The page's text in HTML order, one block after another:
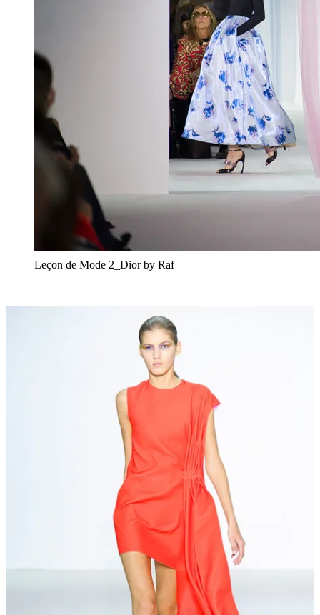
Leçon de Mode 2_Dior by Raf